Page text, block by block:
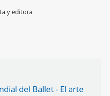
y editora
del Ballet - El arte